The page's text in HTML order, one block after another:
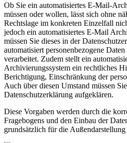
Ob Sie ein automatisiertes E-Mail-
müssen oder wollen, lässt sich ohne
Rechtslage im konkreten Einzelfall
jedoch ein automatisiertes E-Mail
müssen Sie dieses in der
automatisiert personenbezogene
verarbeitet. Zudem stellt ein
Archivierungssystem ein rechtliches
Berichtigung, Einschränkung der
Auch über diesen Umstand müssen
Datenschutzerklärung aufgeklären.
Diese Vorgaben werden durch die
Fragebogens und den Einbau der
grundsätzlich für die